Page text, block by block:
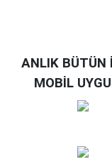
ANLIK BÜTÜN
MOBİL